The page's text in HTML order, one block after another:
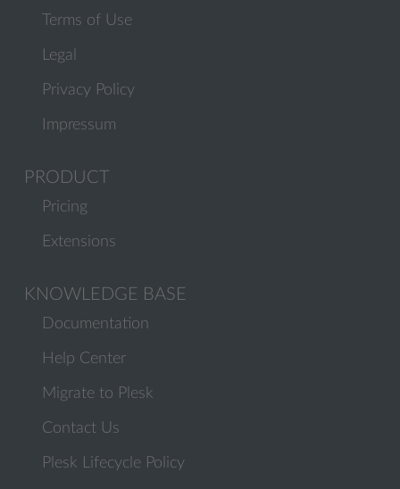
Terms of Use
Legal
Privacy Policy
Impressum
PRODUCT
Pricing
Extensions
KNOWLEDGE BASE
Documentation
Help Center
Migrate to Plesk
Contact Us
Plesk Lifecycle Policy